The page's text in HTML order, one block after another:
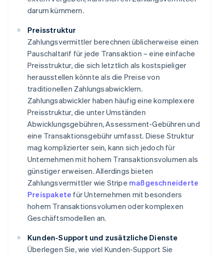
darum kümmern.
Preisstruktur
Zahlungsvermittler berechnen üblicherweise einen
Pauschaltarif für jede Transaktion – eine einfache
Preisstruktur, die sich letztlich als kostspieliger
herausstellen könnte als die Preise von
traditionellen Zahlungsabwicklern.
Zahlungsabwickler haben häufig eine komplexere
Preisstruktur, die unter Umständen
Abwicklungsgebühren, Assessment-Gebühren und
eine Transaktionsgebühr umfasst. Diese Struktur
mag komplizierter sein, kann sich jedoch für
Unternehmen mit hohem Transaktionsvolumen als
günstiger erweisen. Allerdings bieten
Zahlungsvermittler wie Stripe maßgeschneiderte
Preispakete für Unternehmen mit besonders
hohem Transaktionsvolumen oder komplexen
Geschäftsmodellen an.
Kunden-Support und zusätzliche Dienste
Überlegen Sie, wie viel Kunden-Support Sie